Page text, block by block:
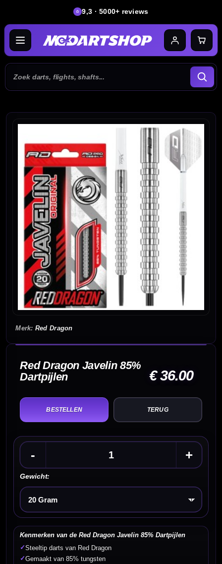
9,3 · 5000+ reviews
Red Dragon
Red Dragon Javelin 85%
Dartpijlen
€ 36.00
TERUG
- +
Gewicht:
Kies een optie
Kenmerken van de Red Dragon Javelin 85% Dartpijlen
✓Steeltip darts van Red Dragon
✓Gemaakt van 85% tungsten